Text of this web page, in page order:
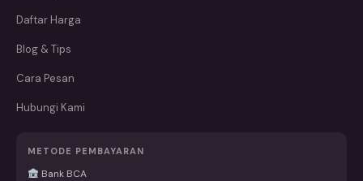
Daftar Harga
Blog & Tips
Cara Pesan
Hubungi Kami
METODE PEMBAYARAN
Bank BCA